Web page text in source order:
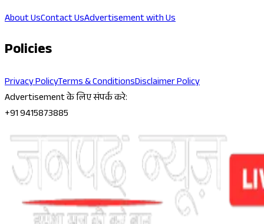
About UsContact UsAdvertisement with Us
Policies
Privacy PolicyTerms & ConditionsDisclaimer Policy
Advertisement के लिए संपर्क करे:
+91 9415873885